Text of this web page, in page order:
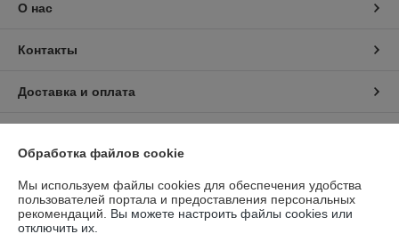
О нас
Контакты
Доставка и оплата
Политика обработки cookies
Обработка файлов cookie
Мы используем файлы cookies для обеспечения удобства
пользователей портала и предоставления персональных
рекомендаций. Вы можете настроить файлы cookies или
отключить их.